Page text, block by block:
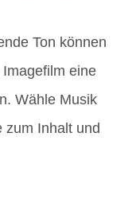
Ton können
eine
Wähle Musik
zum Inhalt und